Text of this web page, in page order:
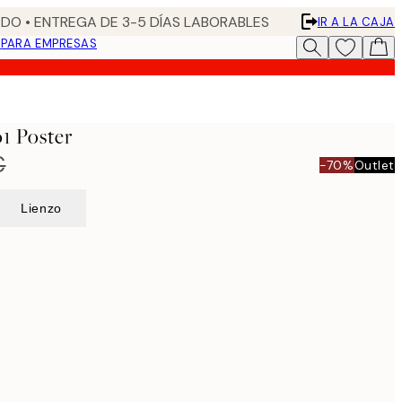
• ENTREGA DE 3-5 DÍAS LABORABLES
IR A LA CAJA
PARA EMPRESAS
Poster
-70%Outlet
Lienzo